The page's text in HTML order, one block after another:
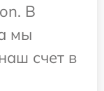
В
мы
счет в